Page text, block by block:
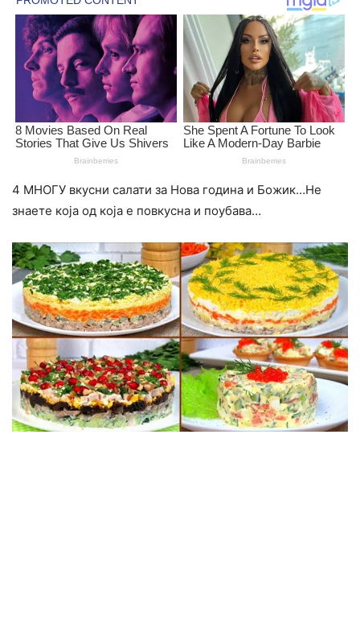
4 МНОГУ вкусни салати за Нова година и Божик…Не
знаете која од која е повкусна и поубава…